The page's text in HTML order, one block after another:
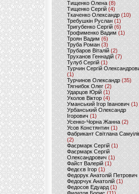
Тищенко Олена (8)
Тищенко Сергій (4)
Ткаченко Олександр (10)
Требушкін Руслан (1)
Тригубенко Сергій(6)
Трофименко Вадим (1)
Троян Вадим (6)
Труба Роман(3)
Трубаров Віталій (2)
Труханов Геннадій (7)
Тулуб Сергій(1)
Турчин Сергій
(1)
Турчинов Олександр(35)
Тягнибок Олег (2)
Ударцов Юрій (1)
Уколов Віктор(4)
Уманський Ігор Іванович(1)
Урбанський Олександр
Ігорович (1)
Усенко-Чорна Жанна (2)
Усов Констянтин(1)
Фабрикант Світлана
(2)
Фаєрмарк Сергій(1)
Фаєрмарк Сергій
Олександрович (1)
Файст Валерій(1)
Федєєв Ігор (1)
Федорук Анатолій Петрович
Федорчук Анатолій (1)
Федосов Едуард (1)